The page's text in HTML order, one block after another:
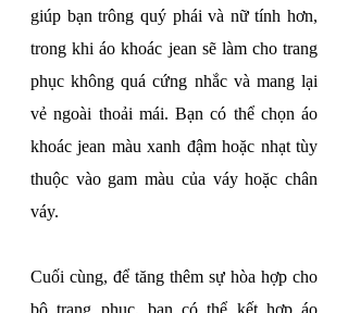
giúp bạn trông quý phái và nữ tính hơn,
trong khi áo khoác jean sẽ làm cho trang
phục không quá cứng nhắc và mang lại
vẻ ngoài thoải mái. Bạn có thể chọn áo
khoác jean màu xanh đậm hoặc nhạt tùy
thuộc vào gam màu của váy hoặc chân
váy.
Cuối cùng, để tăng thêm sự hòa hợp cho
bộ trang phục, bạn có thể kết hợp áo